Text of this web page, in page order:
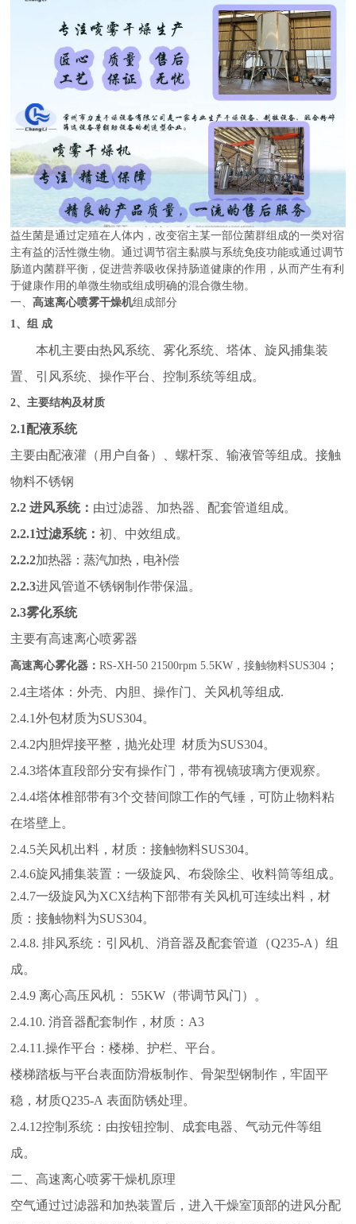
益生菌是通过定殖在人体内，改变宿主某一部位菌群组成的一类对宿
主有益的活性微生物。通过调节宿主黏膜与系统免疫功能或通过调节
肠道内菌群平衡，促进营养吸收保持肠道健康的作用，从而产生有利
于健康作用的单微生物或组成明确的混合微生物。
一、高速离心喷雾干燥机组成部分
1、组 成
本机主要由热风系统、雾化系统、塔体、旋风捕集装
置、引风系统、操作平台、控制系统等组成。
2、主要结构及材质
2.1配液系统
主要由配液灌（用户自备）、螺杆泵、输液管等组成。接触
物料不锈钢
2.2进风系统： 由过滤器、加热器、配套管道组成。
2.2.1过滤系统：初、中效组成。
2.2.2加热器：蒸汽加热，电补偿
2.2.3进风管道不锈钢制作带保温。
2.3雾化系统
主要有高速离心喷雾器
高速离心雾化器：RS-XH-50 21500rpm 5.5KW ，接触物料SUS304 ；
2.4主塔体：外壳、内胆、操作门、关风机等组成.
2.4.1外包材质为SUS304。
2.4.2内胆焊接平整，抛光处理 材质为SUS304。
2.4.3塔体直段部分安有操作门，带有视镜玻璃方便观察。
2.4.4塔体椎部带有3个交替间隙工作的气锤，可防止物料粘
在塔壁上。
2.4.5关风机出料，材质：接触物料SUS304。
2.4.6旋风捕集装置：一级旋风、布袋除尘、收料筒等组成。
2.4.7一级旋风为XCX结构下部带有关风机可连续出料，材
质：接触物料为SUS304。
2.4.8. 排风系统：引风机、消音器及配套管道（Q235-A）组
成。
2.4.9离心高压风机： 55KW （带调节风门）。
2.4.10.消音器配套制作，材质： A3
2.4.11.操作平台：楼梯、护栏、平台。
楼梯踏板与平台表面防滑板制作、骨架型钢制作，牢固平
稳 ，材质Q235-A表面防锈处理。
2.4.12控制系统：由按钮控制、成套电器、气动元件等组
成。
二、高速离心喷雾干燥机原理
空气通过过滤器和加热装置后，进入干燥室顶部的进风分配